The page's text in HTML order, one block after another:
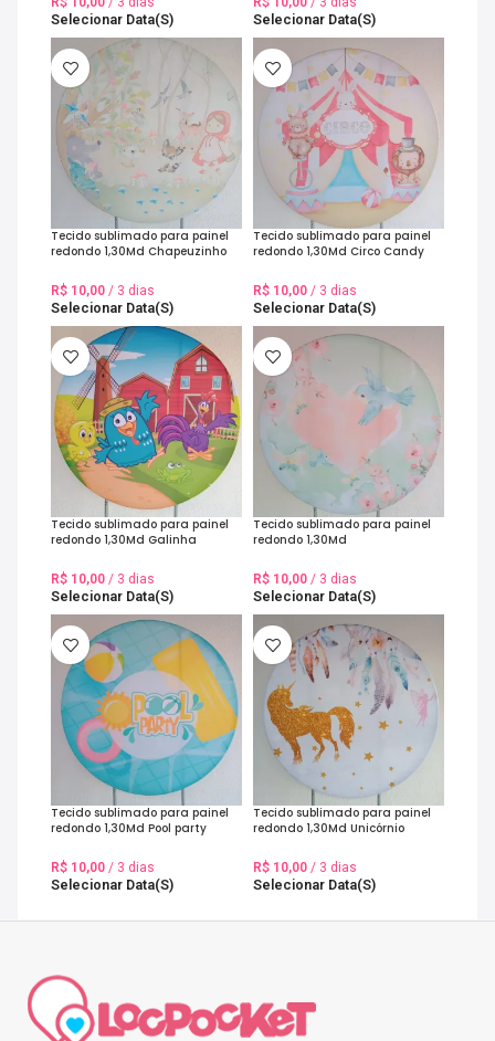
Selecionar Data(s) Selecionar Data(s)
Tecido sublimado para painel
redondo 1,30Md Chapeuzinho
R$ 10,00 / 3 dias
Selecionar Data(s)
Tecido sublimado para painel
redondo 1,30Md Circo Candy
R$ 10,00 / 3 dias
Selecionar Data(s)
Tecido sublimado para painel
redondo 1,30Md Galinha
R$ 10,00 / 3 dias
Selecionar Data(s)
Tecido sublimado para painel
redondo 1,30Md
R$ 10,00 / 3 dias
Selecionar Data(s)
Tecido sublimado para painel
redondo 1,30Md Pool party
R$ 10,00 / 3 dias
Selecionar Data(s)
Tecido sublimado para painel
redondo 1,30Md Unicórnio
R$ 10,00 / 3 dias
Selecionar Data(s)